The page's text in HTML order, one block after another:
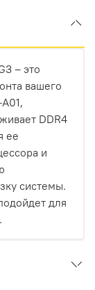
– это
вашего
DDR4
ее
и
системы.
для